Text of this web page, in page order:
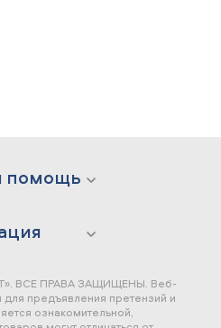
помощь
ВСЕ ПРАВА ЗАЩИЩЕНЫ. Веб-
предъявления претензий и
ознакомительной,